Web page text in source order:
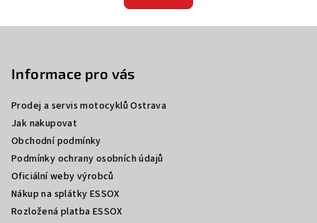
Informace pro vás
Prodej a servis motocyklů Ostrava
Jak nakupovat
Obchodní podmínky
Podmínky ochrany osobních údajů
Oficiální weby výrobců
Nákup na splátky ESSOX
Rozložená platba ESSOX